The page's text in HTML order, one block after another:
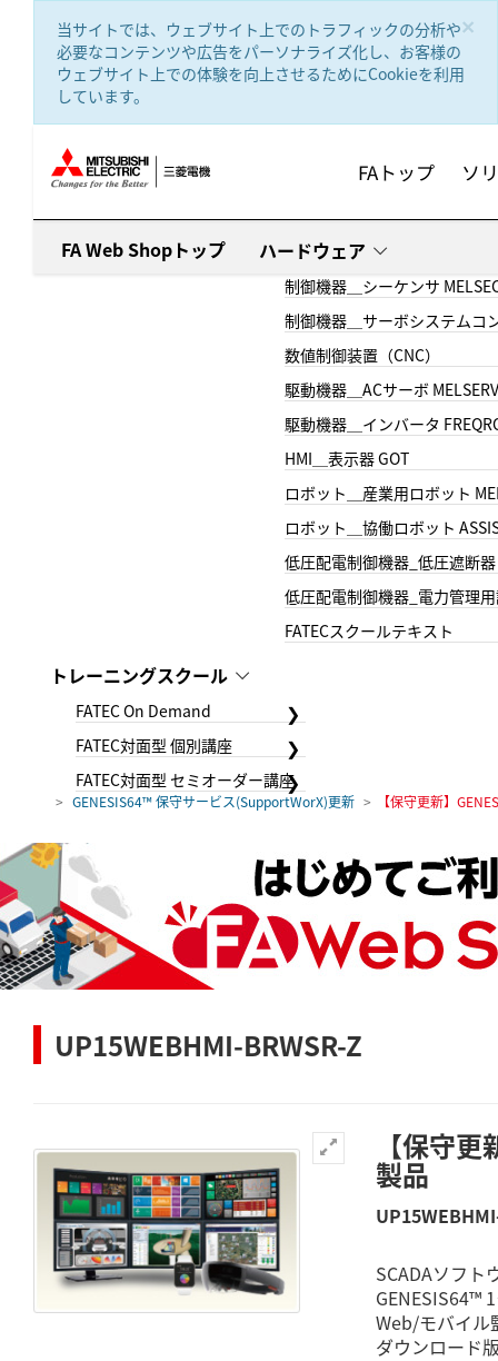
×
当サイトでは、ウェブサイト上でのトラフィックの分析や
必要なコンテンツや広告をパーソナライズ化し、お客様の
ウェブサイト上での体験を向上させるためにCookieを利用
しています。
FAトップ ソ
FA Web Shopトップ ハードウェア
制御機器＿シーケンサ
制御機器＿サーボシステムコ
数値制御装置（CNC）
駆動機器＿ACサーボ
駆動機器＿インバータ
HMI＿表示器 GOT
ロボット＿産業用ロボット
ロボット＿協働ロボット
低圧配電制御機器_低圧遮断器
低圧配電制御機器_電力管理
FATECスクールテキスト
トレーニングスクール
FATEC On Demand
FATEC対面型 個別講座
FATEC対面型 セミオーダー講座
GENESIS64™ 保守サービス(SupportWorX)更新 【保守更新】
UP15WEBHMI-BRWSR-Z
【保守
製品
SCADAソフト
GENESIS64™
Web/モバイル
ダウンロード